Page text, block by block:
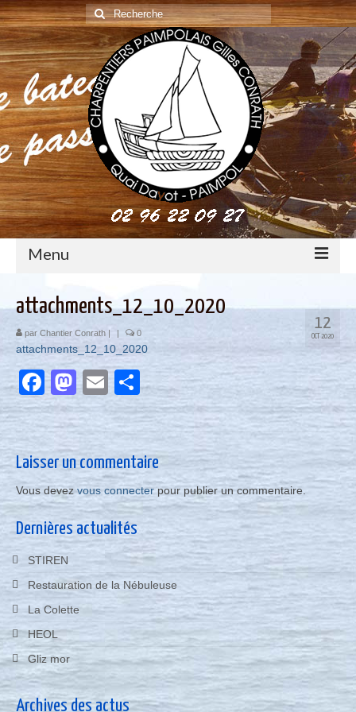
Rechercher
:
Menu
construction : le métier de charpentier de marine
Restauration de bateaux bois
Nous contacter
Actualités
12
OCT 2020
attachments_12_10_2020
par Chantier Conrath | | 0
attachments_12_10_2020
Facebook
Mastodon
EmailPartager
Laisser un commentaire
Vous devezvous connecterpour publier un commentaire.
Dernières actualités
STIREN
Restauration de la Nébuleuse
La Colette
HEOL
Gliz mor
Archives des actus